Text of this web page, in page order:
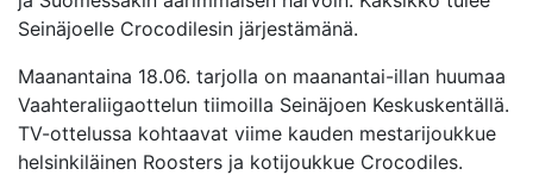
Seinäjoelle Crocodilesin järjestämänä.
Maanantaina 18.06. tarjolla on maanantai-illan huumaa
Vaahteraliigaottelun tiimoilla Seinäjoen Keskuskentällä.
TV-ottelussa kohtaavat viime kauden mestarijoukkue
helsinkiläinen Roosters ja kotijoukkue Crocodiles.